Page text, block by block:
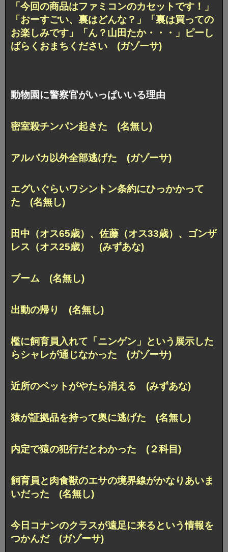
「今回の商品はファミコンのカセットです！」
「おーすごい、裏はどんな？」「裏は買っての
お楽しみです」「ん？山田たか・・・」ピーし
ばらくおまちください (ガゾーサ)
動物園に警察官がいっぱいいる理由
密室殺チンパン起きた (名無し)
アルパカ以外全部逃げた (ガゾーサ)
エグいぐらいワシントン条約にひっかかって
た (名無し)
田中（オス65歳）、佐藤（オス33歳）、ゴンザ
レス（オス25歳） (みずあな)
ブーム (名無し)
出動の帰り (名無し)
檻に飼育員入れて「ニンゲン」という展示した
らシャレが通じなかった (ガゾーサ)
近所のペットがやたら消える (みずあな)
猿が証拠品を持って奥に逃げた (名無し)
内定で猿の犯行だとわかった (２科目)
飼育員と肉食獣のエサの境界線がかなりあいま
いだった (名無し)
今日コナンのクラスが遠足に来るという情報を
つかんだ (ガゾーサ)